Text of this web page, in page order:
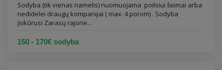
Sodyba (tik vienas namelis) nuomuojama poilsiui šeimai arba
nedidelei draugų kompanijai ( max. 4 porom) . Sodyba
įsikūrusi Zarasų rajone...
150 - 170€ sodyba